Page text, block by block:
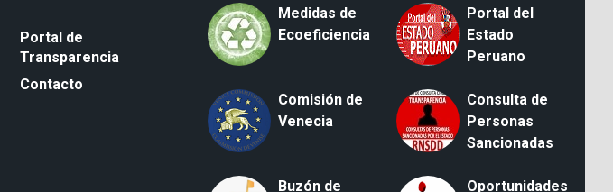
Portal de
Transparencia
Contacto
Medidas de
Ecoeficiencia
Portal del
Estado
Peruano
Comisión de
Venecia
Consulta de
Personas
Sancionadas
Buzón de Oportunidades